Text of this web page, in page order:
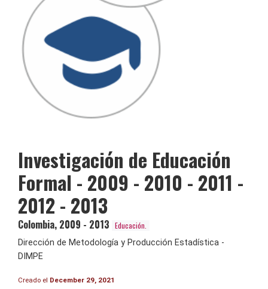
Investigación de Educación
Formal - 2009 - 2010 - 2011 -
2012 - 2013
Colombia, 2009 - 2013 Educación.
Dirección de Metodología y Producción Estadística -
DIMPE
Creado el December 29, 2021